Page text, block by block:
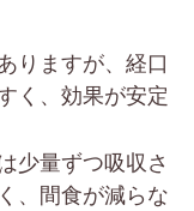
りますが、経口
く、効果が安定
少量ずつ吸収さ
、間食が減らな